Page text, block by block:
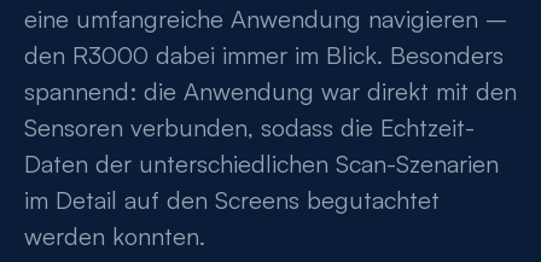
eine umfangreiche Anwendung navigieren –
den R3000 dabei immer im Blick. Besonders
spannend: die Anwendung war direkt mit den
Sensoren verbunden, sodass die Echtzeit-
Daten der unterschiedlichen Scan-Szenarien
im Detail auf den Screens begutachtet
werden konnten.